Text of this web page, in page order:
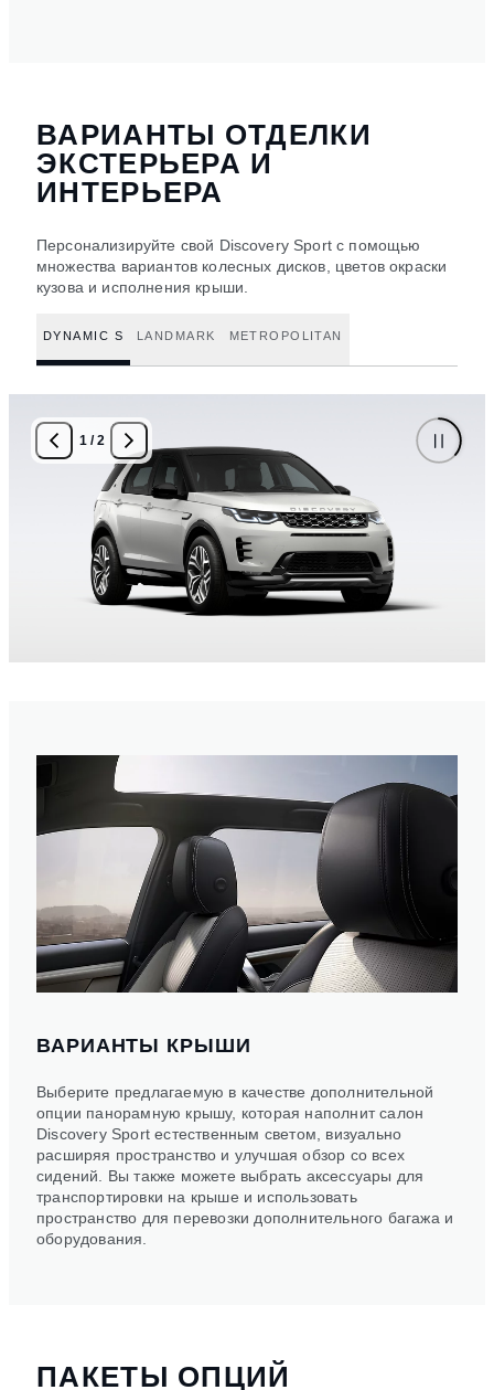
ВАРИАНТЫ ОТДЕЛКИ
ЭКСТЕРЬЕРА И
ИНТЕРЬЕРА
Персонализируйте свой Discovery Sport с помощью
множества вариантов колесных дисков, цветов окраски
кузова и исполнения крыши.
DYNAMIC S LANDMARK METROPOLITAN
1 /2
ВАРИАНТЫ КРЫШИ
Выберите предлагаемую в качестве дополнительной
опции панорамную крышу, которая наполнит салон
Discovery Sport естественным светом, визуально
расширяя пространство и улучшая обзор со всех
сидений. Вы также можете выбрать аксессуары для
транспортировки на крыше и использовать
пространство для перевозки дополнительного багажа и
оборудования.
ПАКЕТЫ ОПЦИЙ